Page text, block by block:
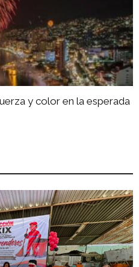
y color en la esperada